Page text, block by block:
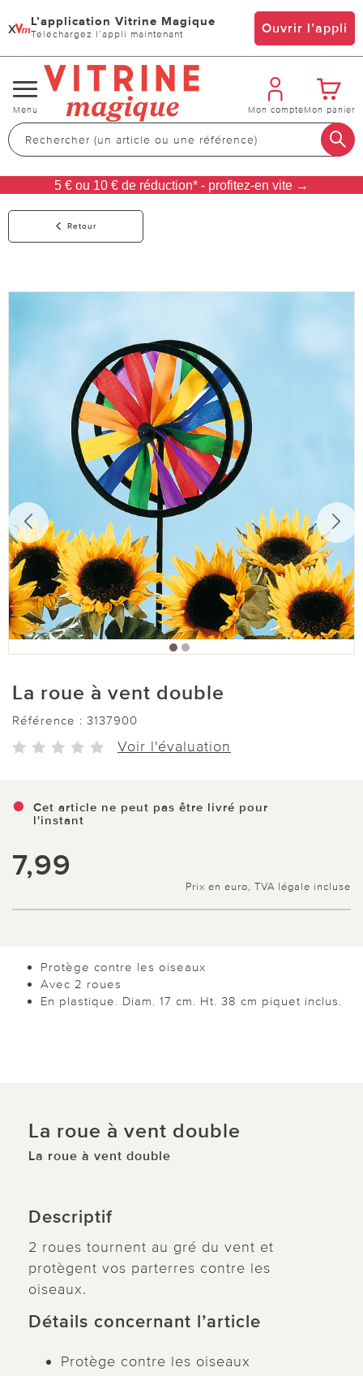
x L’application Vitrine Magique
Téléchargez l’appli maintenant Ouvrir l’appli
Changer
de
navigation
Menu Mon compteMon panier
5 € ou 10 € de réduction* - profitez-en vite →
Retour
La roue à vent double
Référence : 3137900
Voir l'évaluation
Cet article ne peut pas être livré pour
l'instant
7,99
Prix en euro, TVA légale incluse
Protège contre les oiseaux
Avec 2 roues
En plastique. Diam. 17 cm. Ht. 38 cm piquet inclus.
La roue à vent double
La roue à vent double
Descriptif
2 roues tournent au gré du vent et
protègent vos parterres contre les
oiseaux.
Détails concernant l’article
Protège contre les oiseaux